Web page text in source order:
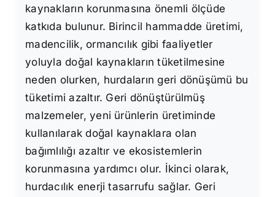
kaynakların korunmasına önemli ölçüde
katkıda bulunur. Birincil hammadde üretimi,
madencilik, ormancılık gibi faaliyetler
yoluyla doğal kaynakların tüketilmesine
neden olurken, hurdaların geri dönüşümü bu
tüketimi azaltır. Geri dönüştürülmüş
malzemeler, yeni ürünlerin üretiminde
kullanılarak doğal kaynaklara olan
bağımlılığı azaltır ve ekosistemlerin
korunmasına yardımcı olur. İkinci olarak,
hurdacılık enerji tasarrufu sağlar. Geri